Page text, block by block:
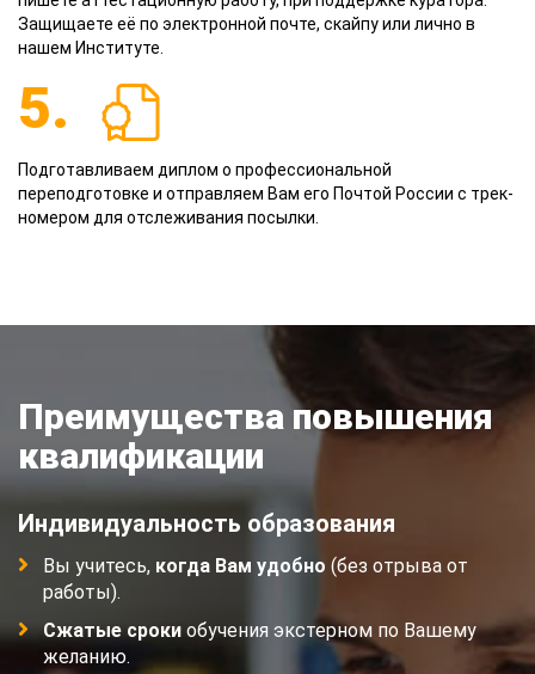
Защищаете её по электронной почте, скайпу или лично в
нашем Институте.
5.
Подготавливаем диплом о профессиональной
переподготовке и отправляем Вам его Почтой России с трек-
номером для отслеживания посылки.
Преимущества повышения
квалификации
Индивидуальность образования
Вы учитесь, когда Вам удобно (без отрыва от
работы).
Сжатые сроки обучения экстерном по Вашему
желанию.